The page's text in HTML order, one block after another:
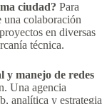
ciudad? Para
una colaboración
en diversas
técnica.
y manejo de redes
Una agencia
analítica y estrategia